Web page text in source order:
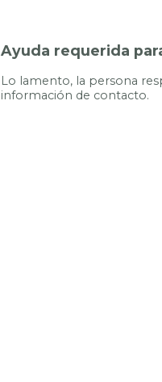
Ayuda requerida
Lo lamento, la persona
información de contacto.